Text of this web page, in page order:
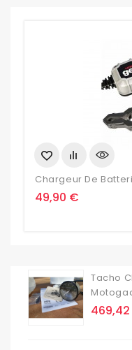
Chargeur De
Prix
49,90 €
Tacho
Prix